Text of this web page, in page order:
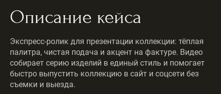
Описание кейса
Экспресс-ролик для презентации коллекции: тёплая
палитра, чистая подача и акцент на фактуре. Видео
собирает серию изделий в единый стиль и помогает
быстро выпустить коллекцию в сайт и соцсети без
съемки и выезда.